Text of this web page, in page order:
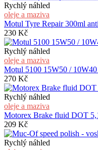
Rychlý náhled
oleje a maziva
Motul Tyre Repair 300ml
230 Kč
Rychlý náhled
oleje a maziva
Motul 5100 15W50 /
270 Kč
Rychlý náhled
oleje a maziva
Motorex Brake fluid DOT
209 Kč
Rychlý náhled